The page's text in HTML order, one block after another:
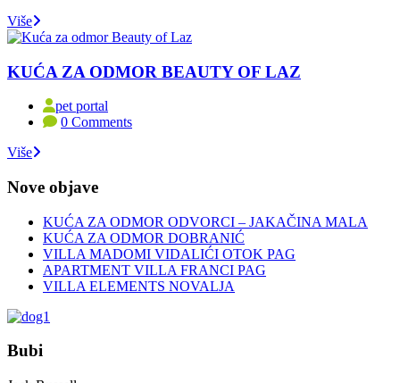
Više
KUĆA ZA ODMOR BEAUTY OF LAZ
pet portal
0 Comments
Više
Nove objave
KUĆA ZA ODMOR ODVORCI – JAKAČINA MALA
KUĆA ZA ODMOR DOBRANIĆ
VILLA MADOMI VIDALIĆI OTOK PAG
APARTMENT VILLA FRANCI PAG
VILLA ELEMENTS NOVALJA
Bubi